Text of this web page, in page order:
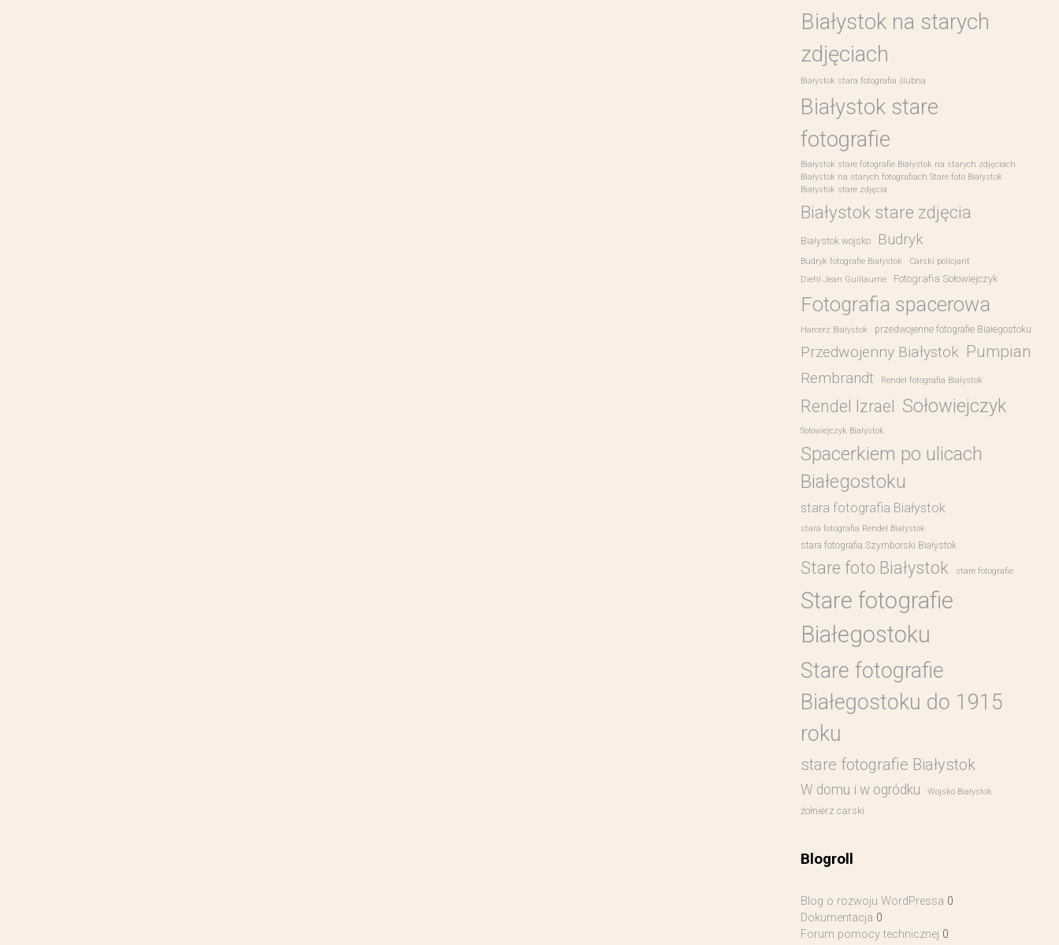
Białystok na starych
zdjęciach
Białystok stara fotografia ślubna
Białystok stare
fotografie
Białystok stare fotografie Białystok na starych zdjęciach
Białystok na starych fotografiach Stare foto Białystok
Białystok stare zdjęcia
Białystok stare zdjęcia
Białystok wojsko Budryk
Budryk fotografie Białystok
Carski policjant
Diehl Jean Guillaume
Fotografia Sołowiejczyk
Fotografia spacerowa
Harcerz Białystok przedwojenne fotografie Białegostoku
Przedwojenny Białystok Pumpian
Rembrandt Rendel fotografia Bialystok
Rendel Izrael Sołowiejczyk
Sołowiejczyk Białystok
Spacerkiem po ulicach
Białegostoku
stara fotografia Białystok
stara fotografia Rendel Białystok
stara fotografia Szymborski Białystok
Stare foto Białystok stare fotografie
Stare fotografie
Białegostoku
Stare fotografie
Białegostoku do 1915
roku
stare fotografie Białystok
W domu i w ogródku Wojsko Białystok
żołnierz carski
Blogroll
Blog o rozwoju WordPressa 0
Dokumentacja 0
Forum pomocy technicznej 0